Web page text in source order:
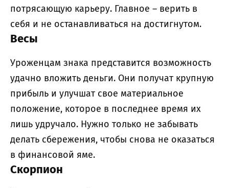
потрясающую карьеру. Главное – верить в
себя и не останавливаться на достигнутом.
Весы
Уроженцам знака представится возможность
удачно вложить деньги. Они получат крупную
прибыль и улучшат свое материальное
положение, которое в последнее время их
лишь удручало. Нужно только не забывать
делать сбережения, чтобы снова не оказаться
в финансовой яме.
Скорпион